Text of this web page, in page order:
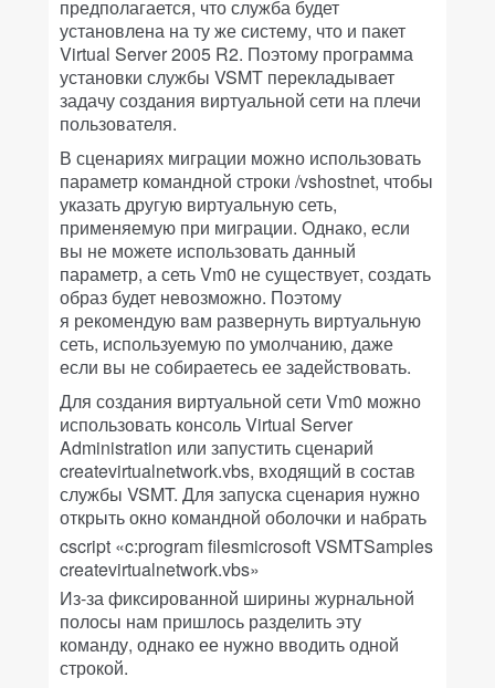
предполагается, что служба будет
установлена на ту же систему, что и пакет
Virtual Server 2005 R2. Поэтому программа
установки службы VSMT перекладывает
задачу создания виртуальной сети на плечи
пользователя.
В сценариях миграции можно использовать
параметр командной строки /vshostnet, чтобы
указать другую виртуальную сеть,
применяемую при миграции. Однако, если
вы не можете использовать данный
параметр, а сеть Vm0 не существует, создать
образ будет невозможно. Поэтому
я рекомендую вам развернуть виртуальную
сеть, используемую по умолчанию, даже
если вы не собираетесь ее задействовать.
Для создания виртуальной сети Vm0 можно
использовать консоль Virtual Server
Administration или запустить сценарий
createvirtualnetwork.vbs, входящий в состав
службы VSMT. Для запуска сценария нужно
открыть окно командной оболочки и набрать
cscript «c:program filesmicrosoft VSMTSamples
createvirtualnetwork.vbs»
Из-за фиксированной ширины журнальной
полосы нам пришлось разделить эту
команду, однако ее нужно вводить одной
строкой.